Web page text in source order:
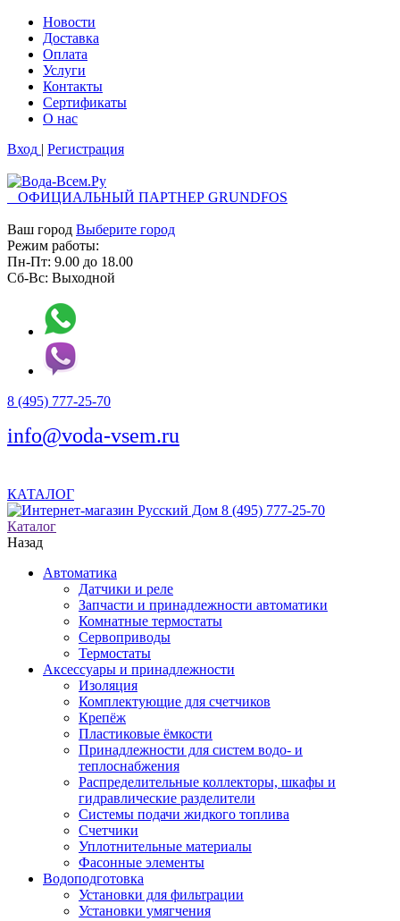
Новости
Доставка
Оплата
Услуги
Контакты
Cертификаты
О нас
Вход | Регистрация
ОФИЦИАЛЬНЫЙ ПАРТНЕР GRUNDFOS
Ваш город Выберите город
Режим работы:
Пн-Пт: 9.00 до 18.00
Сб-Вс: Выходной
8 (495) 777-25-70
info@voda-vsem.ru
КАТАЛОГ
8 (495) 777-25-70
Каталог
Назад
Автоматика
Датчики и реле
Запчасти и принадлежности автоматики
Комнатные термостаты
Сервоприводы
Термостаты
Аксессуары и принадлежности
Изоляция
Комплектующие для счетчиков
Крепёж
Пластиковые ёмкости
Принадлежности для систем водо- и
теплоснабжения
Распределительные коллекторы, шкафы и
гидравлические разделители
Системы подачи жидкого топлива
Счетчики
Уплотнительные материалы
Фасонные элементы
Водоподготовка
Установки для фильтрации
Установки умягчения